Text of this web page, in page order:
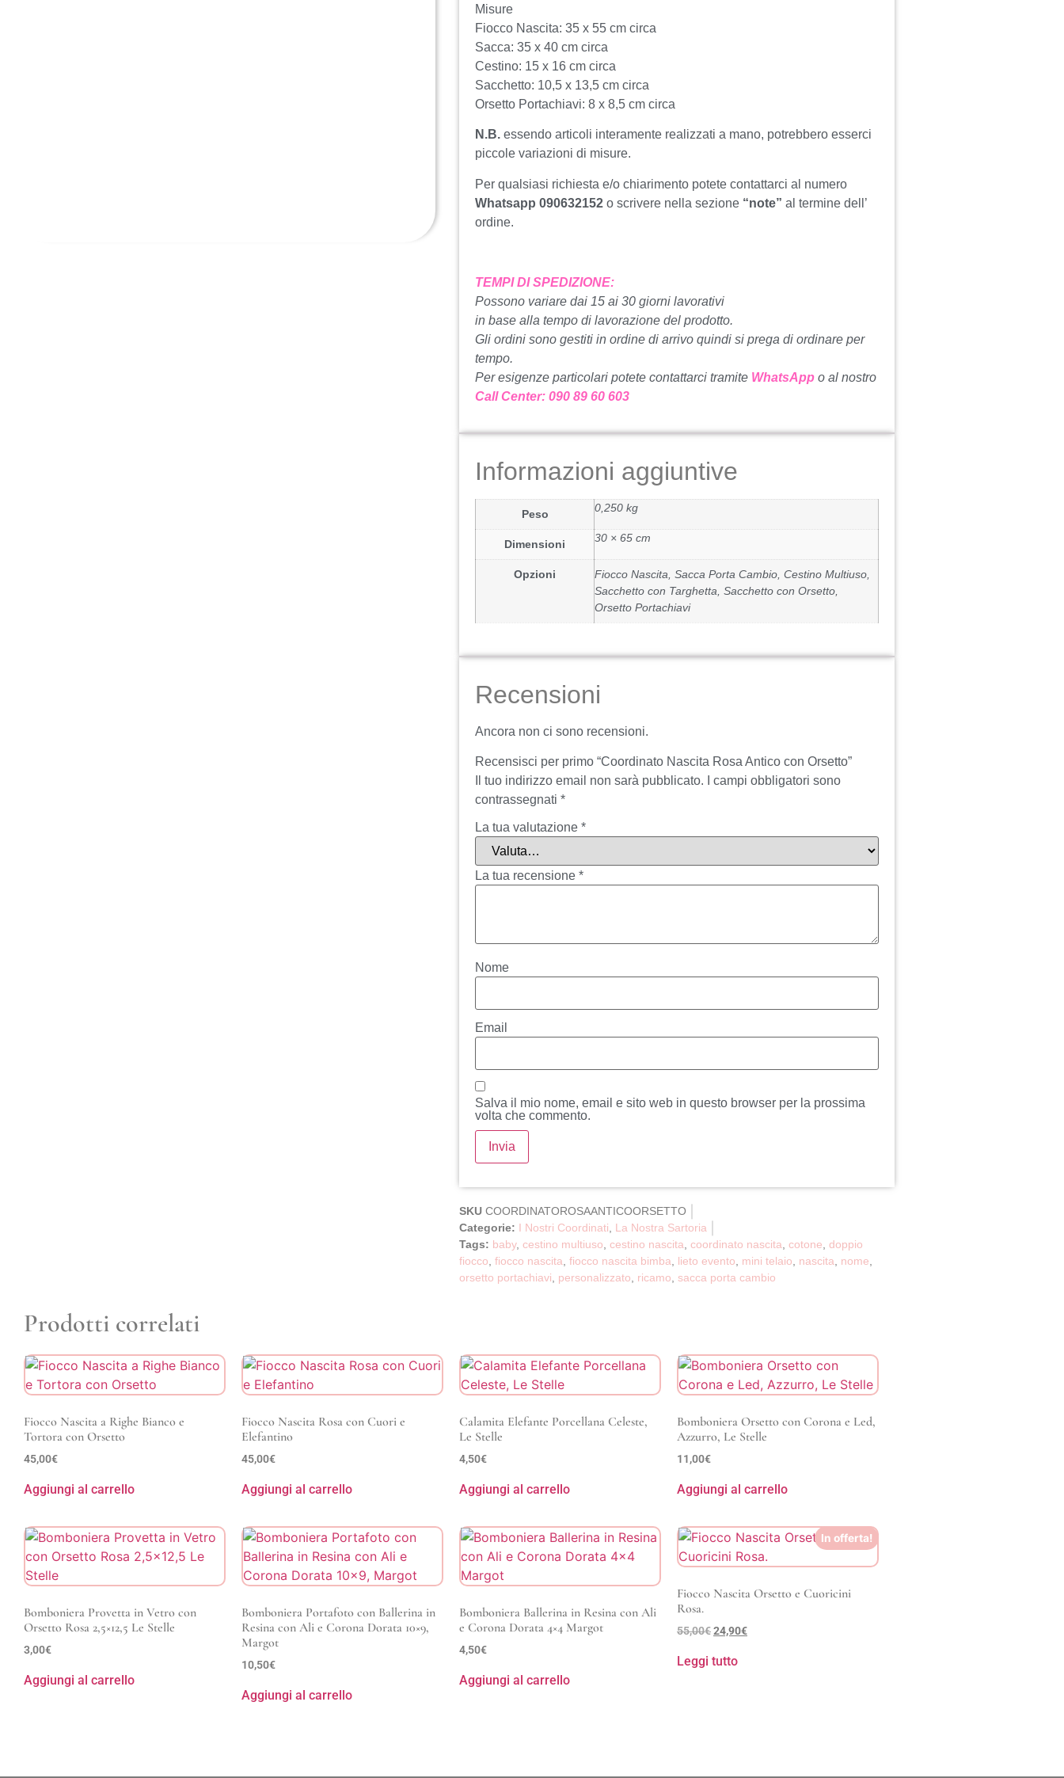
Misure
Fiocco Nascita: 35 x 55 cm circa
Sacca: 35 x 40 cm circa
Cestino: 15 x 16 cm circa
Sacchetto: 10,5 x 13,5 cm circa
Orsetto Portachiavi: 8 x 8,5 cm circa
N.B. essendo articoli interamente realizzati a mano, potrebbero esserci
piccole variazioni di misure.
Per qualsiasi richiesta e/o chiarimento potete contattarci al numero
Whatsapp 090632152 o scrivere nella sezione “note” al termine dell’
ordine.
TEMPI DI SPEDIZIONE:
Possono variare dai 15 ai 30 giorni lavorativi
in base alla tempo di lavorazione del prodotto.
Gli ordini sono gestiti in ordine di arrivo quindi si prega di ordinare per
tempo.
Per esigenze particolari potete contattarci tramite WhatsApp o al nostro
Call Center: 090 89 60 603
Informazioni aggiuntive
Peso 0,250 kg
Dimensioni 30 × 65 cm
Opzioni
Fiocco Nascita, Sacca Porta Cambio, Cestino Multiuso,
Sacchetto con Targhetta, Sacchetto con Orsetto,
Orsetto Portachiavi
Recensioni
Ancora non ci sono recensioni.
Recensisci per primo “Coordinato Nascita Rosa Antico con Orsetto”
Il tuo indirizzo email non sarà pubblicato.
I campi obbligatori sono
contrassegnati *
La tua valutazione *
La tua recensione *
Nome
Email
Salva il mio nome, email e sito web in questo browser per la prossima
volta che commento.
SKU COORDINATOROSAANTICOORSETTO
Categorie: I Nostri Coordinati, La Nostra Sartoria
Tags: baby, cestino multiuso, cestino nascita, coordinato nascita, cotone, doppio
fiocco, fiocco nascita, fiocco nascita bimba, lieto evento, mini telaio, nascita, nome,
orsetto portachiavi, personalizzato, ricamo, sacca porta cambio
Prodotti correlati
Fiocco Nascita a Righe Bianco e
Tortora con Orsetto
45,00€
Aggiungi al carrello
Fiocco Nascita Rosa con Cuori e
Elefantino
45,00€
Aggiungi al carrello
Calamita Elefante Porcellana Celeste,
Le Stelle
4,50€
Aggiungi al carrello
Bomboniera Orsetto con Corona e Led,
Azzurro, Le Stelle
11,00€
Aggiungi al carrello
Bomboniera Provetta in Vetro con
Orsetto Rosa 2,5×12,5 Le Stelle
3,00€
Aggiungi al carrello
Bomboniera Portafoto con Ballerina in
Resina con Ali e Corona Dorata 10×9,
Margot
10,50€
Aggiungi al carrello
Bomboniera Ballerina in Resina con Ali
e Corona Dorata 4×4 Margot
4,50€
Aggiungi al carrello
In offerta!
Fiocco Nascita Orsetto e Cuoricini
Rosa.
55,00€24,90€
Leggi tutto